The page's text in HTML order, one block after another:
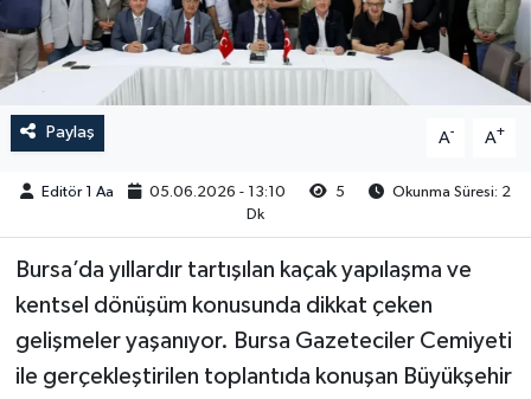
Paylaş A- A+
Editör 1 Aa 05.06.2026 - 13:10 5
Okunma Süresi: 2
Dk
Bursa’da yıllardır tartışılan kaçak yapılaşma ve
kentsel dönüşüm konusunda dikkat çeken
gelişmeler yaşanıyor. Bursa Gazeteciler Cemiyeti
ile gerçekleştirilen toplantıda konuşan Büyükşehir